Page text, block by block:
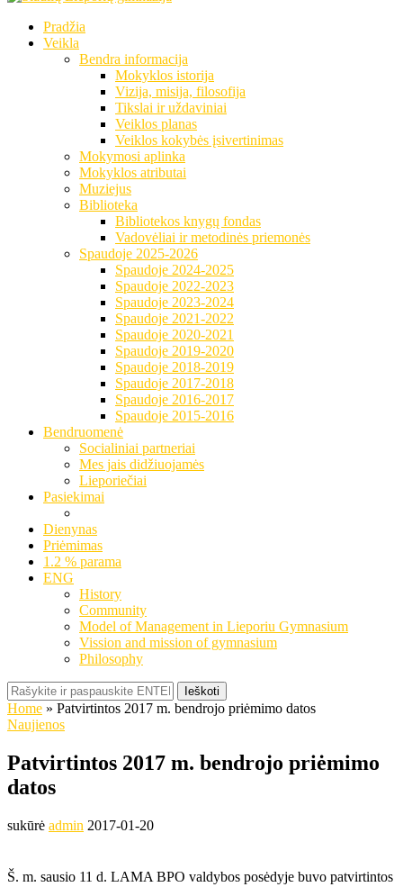
Pradžia
Veikla
Bendra informacija
Mokyklos istorija
Vizija, misija, filosofija
Tikslai ir uždaviniai
Veiklos planas
Veiklos kokybės įsivertinimas
Mokymosi aplinka
Mokyklos atributai
Muziejus
Biblioteka
Bibliotekos knygų fondas
Vadovėliai ir metodinės priemonės
Spaudoje 2025-2026
Spaudoje 2024-2025
Spaudoje 2022-2023
Spaudoje 2023-2024
Spaudoje 2021-2022
Spaudoje 2020-2021
Spaudoje 2019-2020
Spaudoje 2018-2019
Spaudoje 2017-2018
Spaudoje 2016-2017
Spaudoje 2015-2016
Bendruomenė
Socialiniai partneriai
Mes jais didžiuojamės
Lieporiečiai
Pasiekimai
Dienynas
Priėmimas
1.2 % parama
ENG
History
Community
Model of Management in Lieporiu Gymnasium
Vission and mission of gymnasium
Philosophy
Ieškoti
Home » Patvirtintos 2017 m. bendrojo priėmimo datos
Naujienos
Patvirtintos 2017 m. bendrojo priėmimo
datos
sukūrė admin 2017-01-20
Š. m. sausio 11 d. LAMA BPO valdybos posėdyje buvo patvirtintos